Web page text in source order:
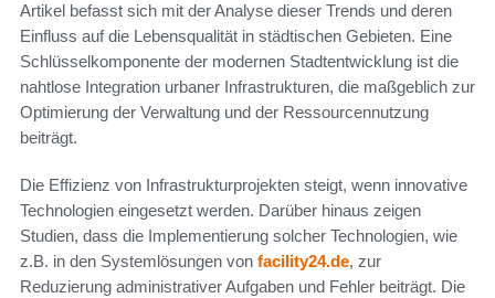
Artikel befasst sich mit der Analyse dieser Trends und deren
Einfluss auf die Lebensqualität in städtischen Gebieten. Eine
Schlüsselkomponente der modernen Stadtentwicklung ist die
nahtlose Integration urbaner Infrastrukturen, die maßgeblich zur
Optimierung der Verwaltung und der Ressourcennutzung
beiträgt.
Die Effizienz von Infrastrukturprojekten steigt, wenn innovative
Technologien eingesetzt werden. Darüber hinaus zeigen
Studien, dass die Implementierung solcher Technologien, wie
z.B. in den Systemlösungen von facility24.de, zur
Reduzierung administrativer Aufgaben und Fehler beiträgt. Die